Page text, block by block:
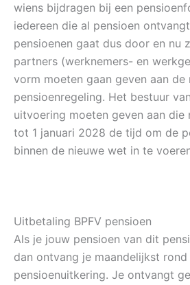
wiens bijdragen bij een
iedereen die al pensioen
pensioenen gaat dus door en nu
partners (werknemers- en
vorm moeten gaan geven aan de
pensioenregeling. Het bestuur
uitvoering moeten geven aan die
tot 1 januari 2028 de tijd om de
binnen de nieuwe wet in te
Uitbetaling BPFV pensioen
Als je jouw pensioen van dit
dan ontvang je maandelijkst
pensioenuitkering. Je ontvangt